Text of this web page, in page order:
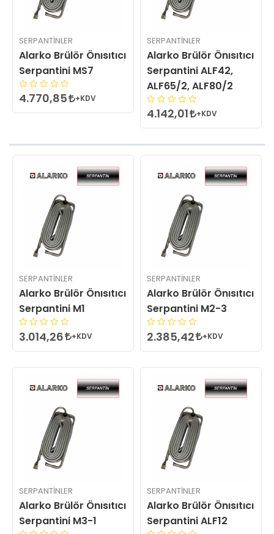
SERPANTINLER
Alarko Brülör Önısıtıcı
Serpantini MS7
4.770,85 +KDV
SERPANTINLER
Alarko Brülör Önısıtıcı
Serpantini ALF42,
ALF65/2, ALF80/2
4.142,01 +KDV
SERPANTINLER
Alarko Brülör Önısıtıcı
Serpantini M1
3.014,26 +KDV
SERPANTINLER
Alarko Brülör Önısıtıcı
Serpantini M2-3
2.385,42 +KDV
SERPANTINLER
Alarko Brülör Önısıtıcı
Serpantini M3-1
SERPANTINLER
Alarko Brülör Önısıtıcı
Serpantini ALF12